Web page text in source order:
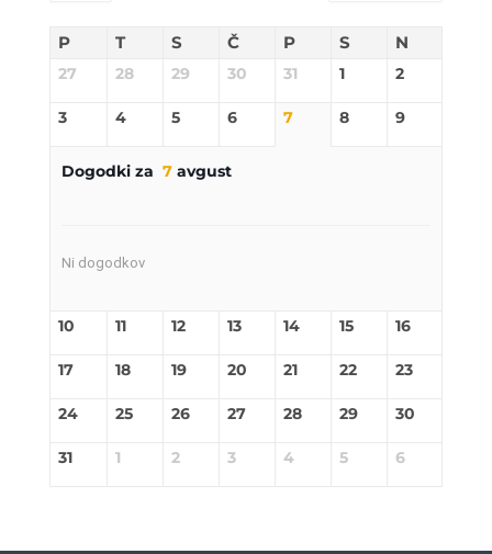
P T S Č P S N
27 28 29 30 31 1 2
3 4 5 6 7 8 9
Dogodki za 7avgust
Ni dogodkov
10 11 12 13 14 15 16
17 18 19 20 21 22 23
24 25 26 27 28 29 30
31 1 2 3 4 5 6